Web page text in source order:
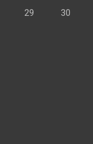
29 30